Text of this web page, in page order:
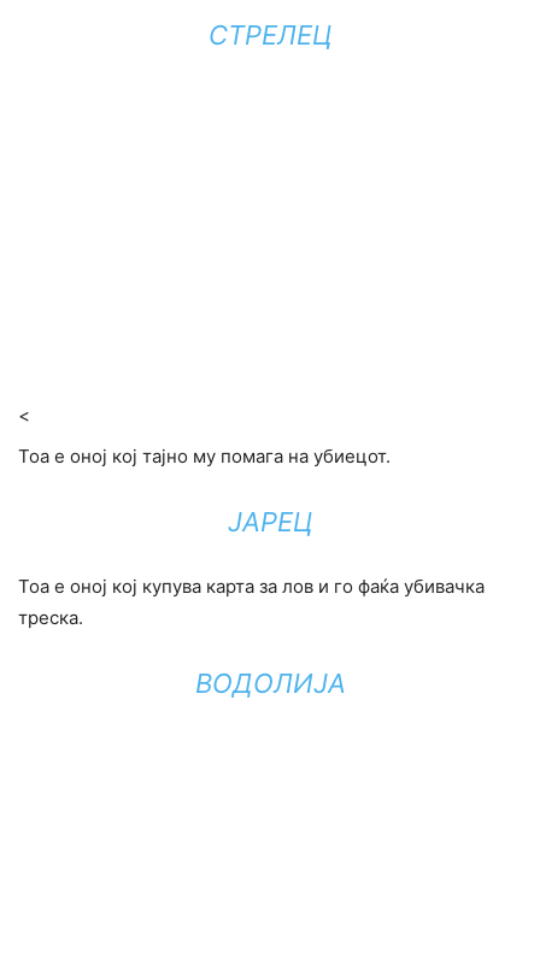
СТРЕЛЕЦ
<
Тоа е оној кој тајно му помага на убиецот.
ЈАРЕЦ
Тоа е оној кој купува карта за лов и го фаќа убивачка
треска.
ВОДОЛИЈА